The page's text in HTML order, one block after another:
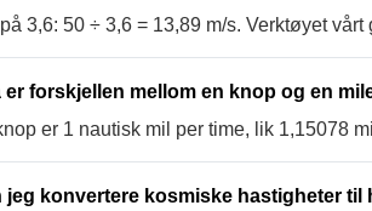
3,6: 50 ÷ 3,6 = 13,89 m/s. Verktøyet
er forskjellen mellom en knop og en
er 1 nautisk mil per time, lik 1,15078
jeg konvertere kosmiske hastigheter til